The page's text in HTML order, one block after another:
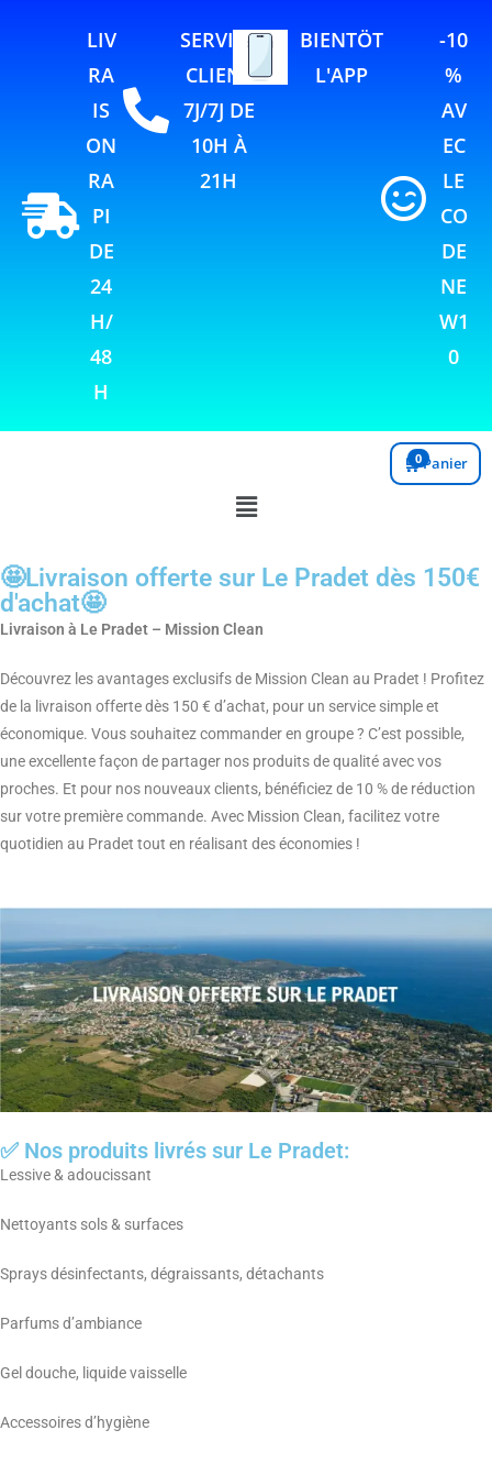
LIV
RA
IS
ON
RA
PI
DE
24
H/
48
H
SERVICE
CLIENT
7J/7J DE
10H À
21H
BIENTÖT
L'APP
-10
%
AV
EC
LE
CO
DE
NE
W1
0
🛒0Panier
🤩Livraison offerte sur Le Pradet dès 150€
d'achat🤩
Livraison à Le Pradet – Mission Clean
Découvrez les avantages exclusifs de Mission Clean au Pradet ! Profitez
de la livraison offerte dès 150 € d’achat, pour un service simple et
économique. Vous souhaitez commander en groupe ? C’est possible,
une excellente façon de partager nos produits de qualité avec vos
proches. Et pour nos nouveaux clients, bénéficiez de 10 % de réduction
sur votre première commande. Avec Mission Clean, facilitez votre
quotidien au Pradet tout en réalisant des économies !
✅ Nos produits livrés sur Le Pradet:
Lessive & adoucissant
Nettoyants sols & surfaces
Sprays désinfectants, dégraissants, détachants
Parfums d’ambiance
Gel douche, liquide vaisselle
Accessoires d’hygiène